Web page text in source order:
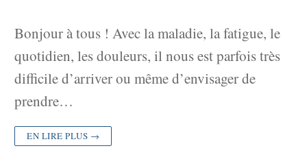
Bonjour à tous ! Avec la maladie, la fatigue, le
quotidien, les douleurs, il nous est parfois très
difficile d’arriver ou même d’envisager de
prendre…
EN LIRE PLUS →